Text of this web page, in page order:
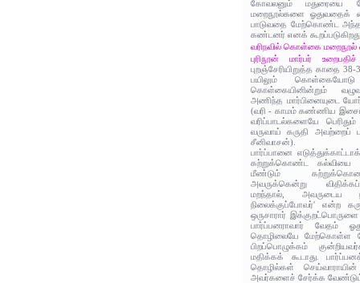
கோவலனும் மதுரையை
மறைநூல்களை ஓதுவதைக்
பாடுவதை மேற்கொண்ட
கண்டனர் எனக்
வரிநவில் கொள்கை மறைநூல்
புரிநூன் மார்பர்
புறஞ்சேரியிறுத்த காதை
பயிலும்
கொள்கையினின்றும்
அணிந்த மார்பினையுடை யோர்
(வரி - காமம் கண்ணிய
வரிப்பாடல்களையே
வருவாய் கருதி அவற்றைப்
சீனிவாசன்).
பார்ப்பானை
கற்றுக்கொண்ட கல்வியை
மீண்டும்
அவருக்கென்று
மறந்தால், அவருடைய
நிலைக்குப்போவர்' என்ற
ஒருசாரார்
பார்ப்பனராவார் வேதம்
தொழிலையே மேற்கொள்ள
பிறப்பொழுக்கம்
மதிக்கக் கூடாது.
தொழில்கள்
அவர்களைச் சேர்க்க